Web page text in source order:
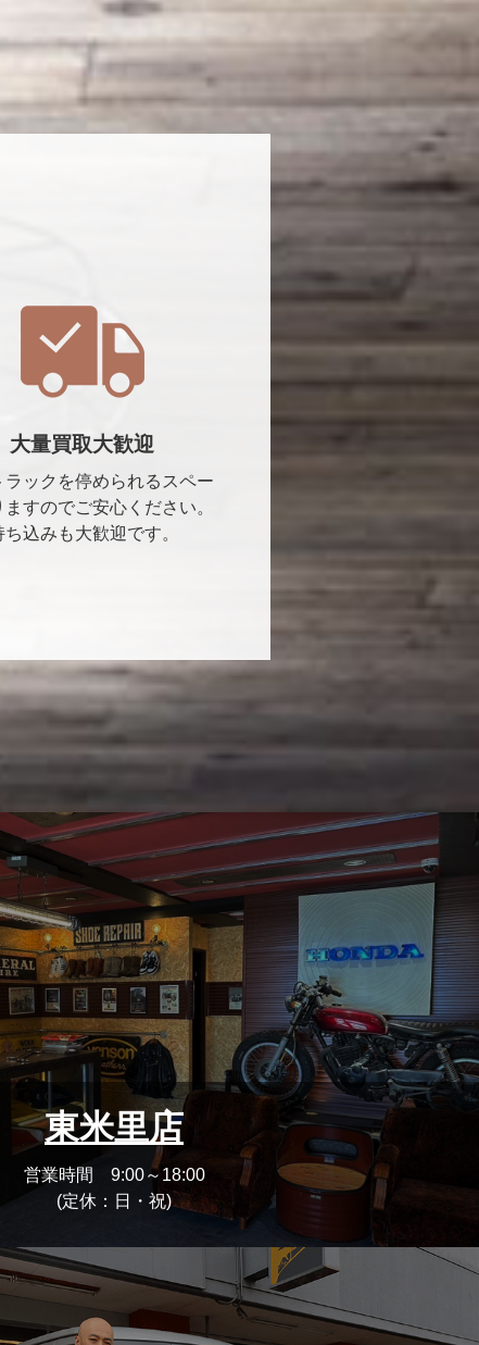
大量買取大歓迎
ラックを停められるスペー
ますのでご安心ください。
込みも大歓迎です。
東米里店
営業時間 9:00～18:00
(定休：日・祝)